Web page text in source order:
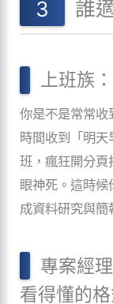
誰
上班族
你是不是常常收
時間收到「明
班，瘋狂開分頁
眼神死。這時
成資料研究與簡
專案經
看得懂的